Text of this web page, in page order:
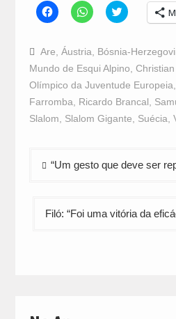
Click
to
Facebook
(Opens
in
new
window)
Click
to
WhatsApp
(Opens
in
new
window)
Click
to
Twitter
(Opens
in
new
window)
Are Áustria Bósnia-
Mundo de Esqui Alpino
Olímpico da Juventude Europeia
Farromba
Ricardo Brancal
Slalom
Slalom Gigante Suécia
Navegação
“Um gesto que deve ser
Filó: “Foi uma vitória da